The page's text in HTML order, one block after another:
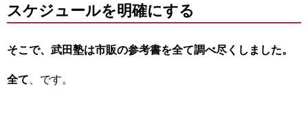
スケジュールを明確にする
そこで、武田塾は市販の参考書を全て調べ尽くしました。
全て 、です。